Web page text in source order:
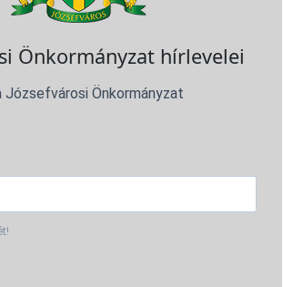
Önkormányzat hírlevelei
Önkormányzat